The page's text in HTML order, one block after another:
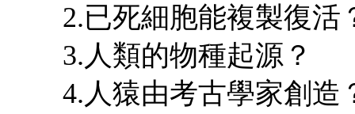
2.已死細胞能複製復活
3.人類的物種起源？
4.人猿由考古學家創造